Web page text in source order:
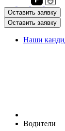
Оставить заявку
Оставить заявку
Наши
Водители